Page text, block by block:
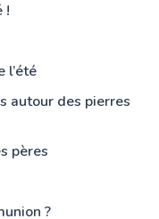
!
l’été
autour des pierres
pères
?